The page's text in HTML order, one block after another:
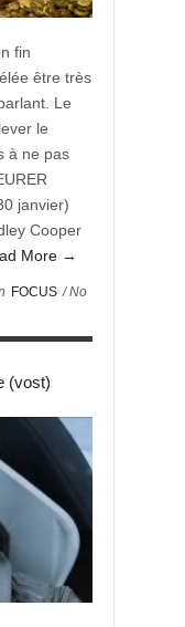
fin
être très
Le
le
à ne pas
janvier)
Cooper
More →
FOCUS / No
(vost)